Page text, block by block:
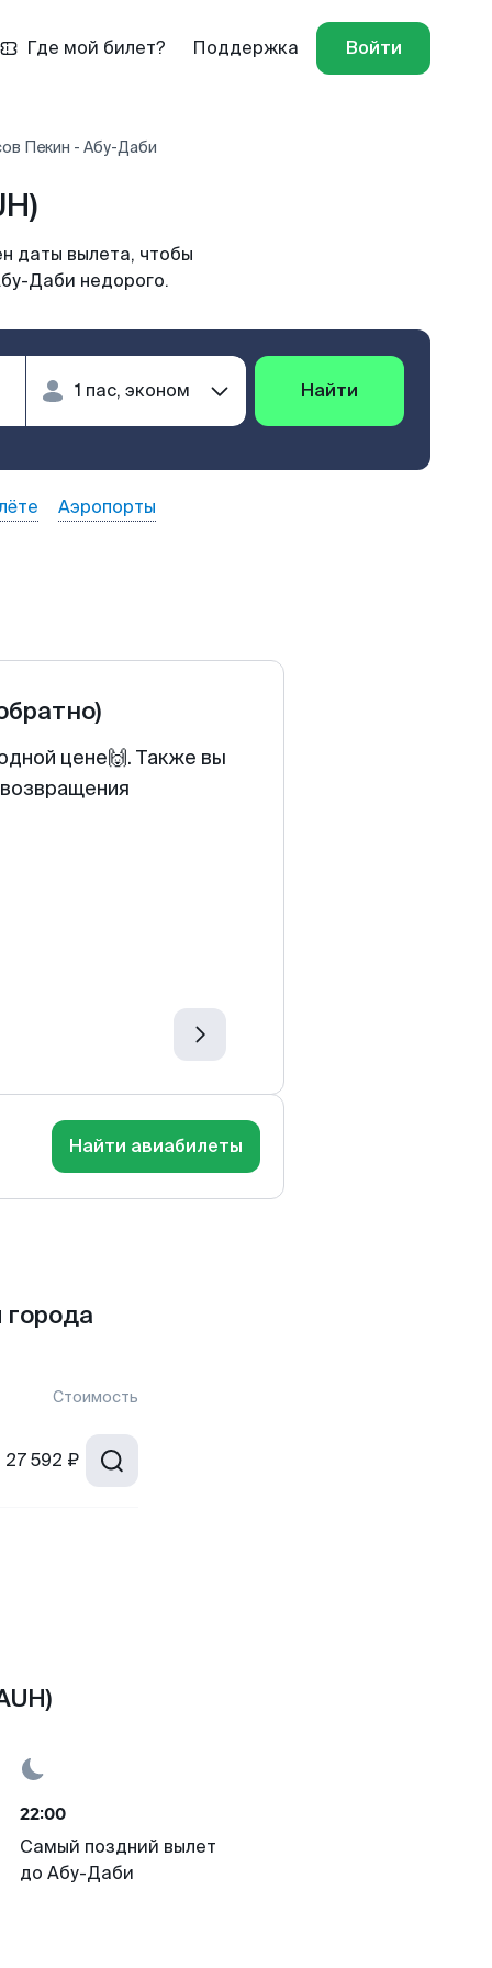
Где мой билет? Поддержка Войти
Пекин - Абу-Даби
даты вылета, чтобы
Даби недорого.
Найти
Аэропорты
цене🙌. Также вы
Найти авиабилеты
Стоимость
27 592 ₽
22:00
Самый поздний вылет
до Абу-Даби